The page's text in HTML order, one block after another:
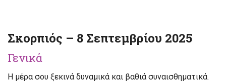
Σκορπιός – 8 Σεπτεμβρίου 2025
Γενικά
Η μέρα σου ξεκινά δυναμικά και βαθιά συναισθηματικά.